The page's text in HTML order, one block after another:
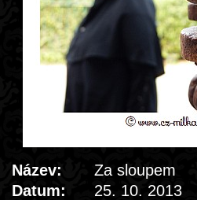
Název:
Za sloupem
Datum:
25. 10. 2013